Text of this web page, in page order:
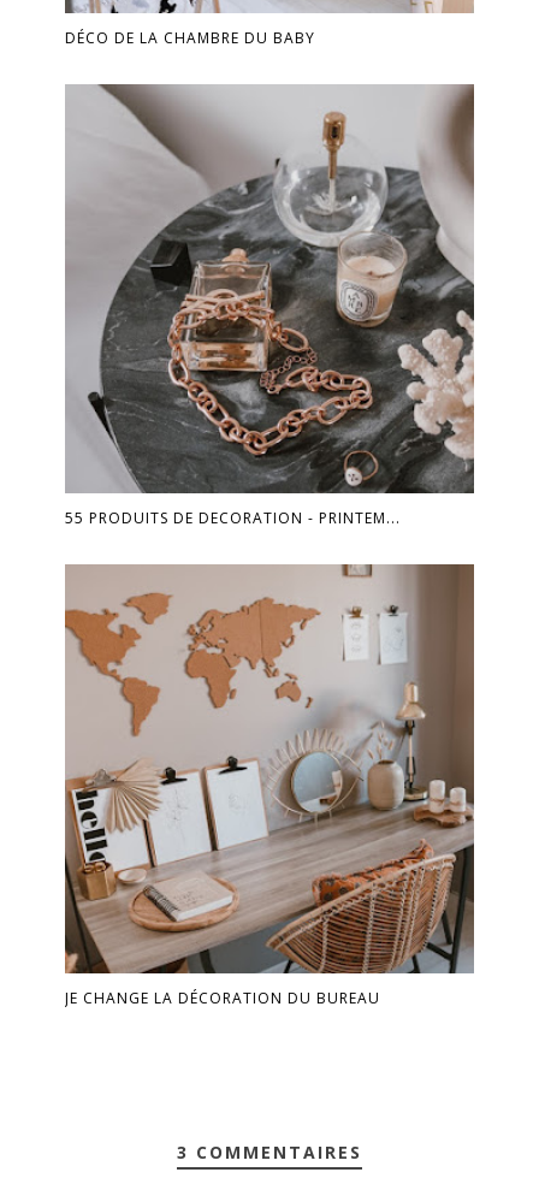
DÉCO DE LA CHAMBRE DU BABY
55 PRODUITS DE DECORATION - PRINTEM...
JE CHANGE LA DÉCORATION DU BUREAU
3 COMMENTAIRES